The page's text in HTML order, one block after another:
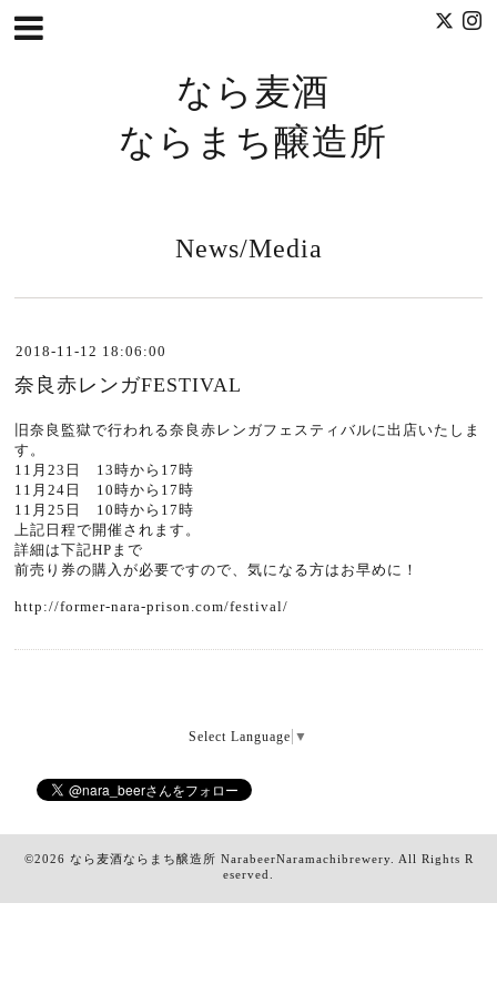
なら麦酒
ならまち醸造所
News/Media
2018-11-12 18:06:00
奈良赤レンガFESTIVAL
旧奈良監獄で行われる奈良赤レンガフェスティバルに出店いたしま
す。
11月23日 13時から17時
11月24日 10時から17時
11月25日 10時から17時
上記日程で開催されます。
詳細は下記HPまで
前売り券の購入が必要ですので、気になる方はお早めに！
http://former-nara-prison.com/festival/
Select Language ▼
©2026 なら麦酒ならまち醸造所 NarabeerNaramachibrewery. All Rights R
eserved.